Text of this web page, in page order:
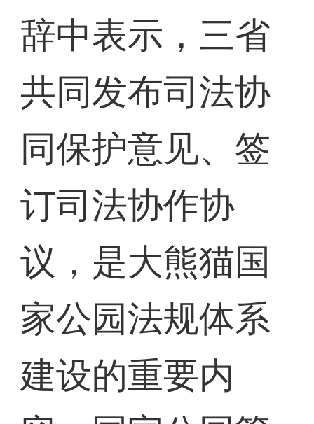
辞中表示，三省
共同发布司法协
同保护意见、签
订司法协作协
议，是大熊猫国
家公园法规体系
建设的重要内